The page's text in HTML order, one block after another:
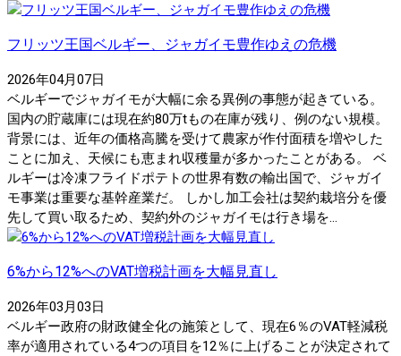
フリッツ王国ベルギー、ジャガイモ豊作ゆえの危機
2026年04月07日
ベルギーでジャガイモが大幅に余る異例の事態が起きている。
国内の貯蔵庫には現在約80万tもの在庫が残り、例のない規模。
背景には、近年の価格高騰を受けて農家が作付面積を増やした
ことに加え、天候にも恵まれ収穫量が多かったことがある。 ベ
ルギーは冷凍フライドポテトの世界有数の輸出国で、ジャガイ
モ事業は重要な基幹産業だ。 しかし加工会社は契約栽培分を優
先して買い取るため、契約外のジャガイモは行き場を...
6%から12%へのVAT増税計画を大幅見直し
2026年03月03日
ベルギー政府の財政健全化の施策として、現在6％のVAT軽減税
率が適用されている4つの項目を12％に上げることが決定されて